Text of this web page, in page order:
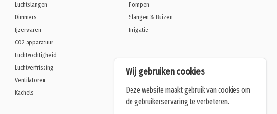
Luchtslangen
Dimmers
Ijzerwaren
CO2 apparatuur
Luchtvochtigheid
Luchtverfrissing
Ventilatoren
Kachels
Pompen
Slangen & Buizen
Irrigatie
Wij gebruiken cookies
Deze website maakt gebruik van cookies om
de gebruikerservaring te verbeteren.